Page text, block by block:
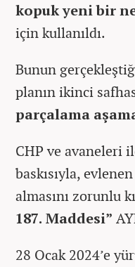
kopuk yeni bir
için kullanıldı.
Bunun
planın ikinci
parçalama
CHP ve avaneleri
baskısıyla, evlenen
almasını zorunlu
187. Maddesi”
28 Ocak 2024’e